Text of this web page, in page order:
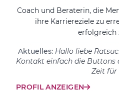
Coach und Beraterin, die
ihre Karriereziele zu
erfolgreich
Aktuelles: Hallo liebe
Kontakt einfach die Buttons
Zeit für
PROFIL ANZEIGEN